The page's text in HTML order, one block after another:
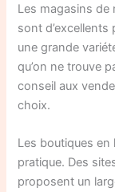
Les magasins de
sont
une grande
qu’on ne trouve
conseil aux
choix.
Les boutiques
pratique. Des
proposent un